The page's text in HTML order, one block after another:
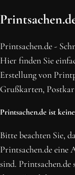
OH
BLEIBE
Erhalte die
Printsachen.de -
Hier finden Sie
Erstellung von
Grußkarten,
Printsachen.de ist
Bitte beachten Sie,
Printsachen.de eine
sind.